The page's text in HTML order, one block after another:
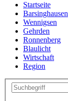
Startseite
Barsinghausen
Wennigsen
Gehrden
Ronnenberg
Blaulicht
Wirtschaft
Region